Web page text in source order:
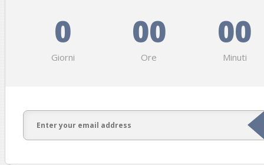
0
Giorni
00
Ore
00
Minuti